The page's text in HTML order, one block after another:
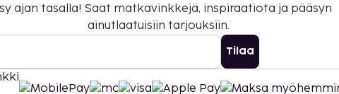
ajan tasalla! Saat matkavinkkejä, inspiraatiota ja pääsyn
ainutlaatuisiin tarjouksiin.
Tilaa